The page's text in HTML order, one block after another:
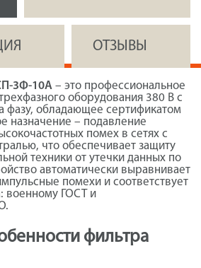
ОТЗЫВЫ
3Ф-10А – это профессиональное
оборудования 380 В с
фазу, обладающее сертификатом
назначение – подавление
помех в сетях с
что обеспечивает защиту
техники от утечки данных по
автоматически выравнивает
помехи и соответствует
военному ГОСТ и
фильтра